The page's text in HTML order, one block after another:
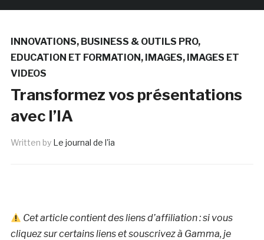
INNOVATIONS, BUSINESS & OUTILS PRO,
EDUCATION ET FORMATION, IMAGES, IMAGES ET
VIDEOS
Transformez vos présentations
avec l’IA
Written by Le journal de l'ia
Cet article contient des liens d’affiliation : si vous
cliquez sur certains liens et souscrivez à Gamma, je